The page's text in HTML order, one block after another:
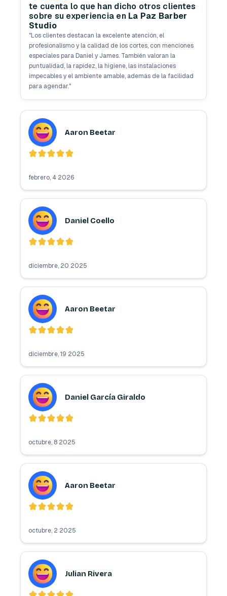
te cuenta lo que han dicho otros clientes
sobre su experiencia en La Paz Barber
Studio
"Los clientes destacan la excelente atención, el
profesionalismo y la calidad de los cortes, con menciones
especiales para Daniel y James. También valoran la
puntualidad, la rapidez, la higiene, las instalaciones
impecables y el ambiente amable, además de la facilidad
para agendar."
Aaron Beetar
febrero, 4 2026
Daniel Coello
diciembre, 20 2025
Aaron Beetar
diciembre, 19 2025
Daniel García Giraldo
octubre, 8 2025
Aaron Beetar
octubre, 2 2025
Julian Rivera